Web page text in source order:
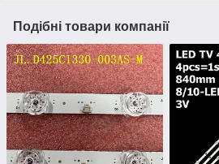
Подібні товари компанії